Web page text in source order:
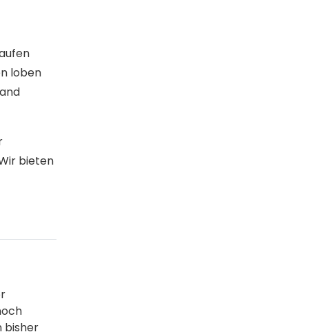
loben
bieten
bisher